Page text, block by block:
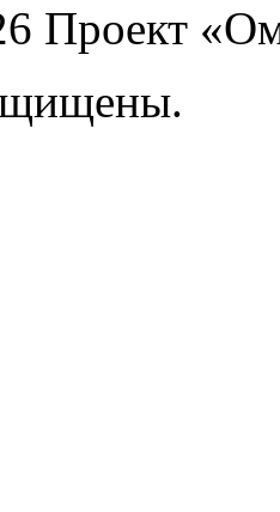
Проект